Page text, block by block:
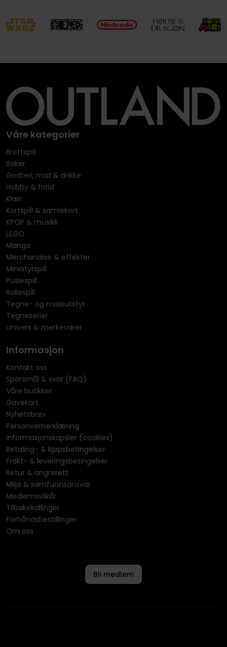
Våre kategorier
Brettspill
Bøker
Godteri, mat & drikke
Hobby & fritid
Klær
Kortspill & samlekort
KPOP & musikk
LEGO
Manga
Merchandise & effekter
Miniatyrspill
Puslespill
Rollespill
Tegne- og maleutstyr
Tegneserier
Univers & merkevarer
Informasjon
Kontakt oss
Spørsmål & svar (FAQ)
Våre butikker
Gavekort
Nyhetsbrev
Personvernerklæring
Informasjonskapsler (cookies)
Betaling- & kjøpsbetingelser
Frakt- & leveringsbetingelser
Retur & angrerett
Miljø & samfunnsansvar
Medlemsvilkår
Tilbakekallinger
Forhåndsbestillinger
Om oss
Bli medlem